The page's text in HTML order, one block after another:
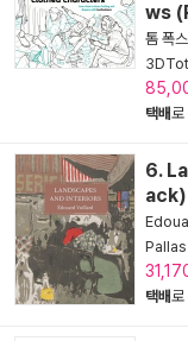
ws
톰 폭스
택배로
6.
ack)
택배로